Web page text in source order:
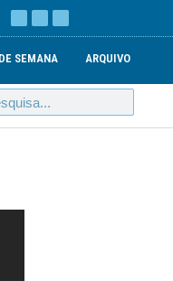
SEMANA ARQUIVO